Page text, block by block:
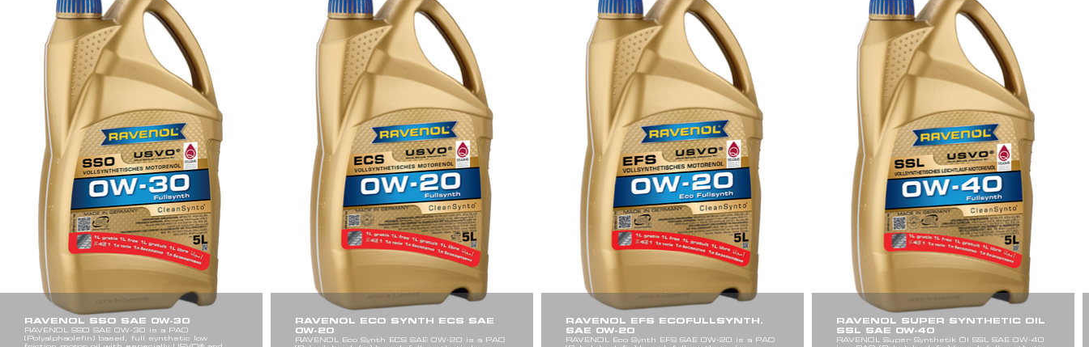
RAVENOL SSO SAE 0W-30
RAVENOL SSO SAE 0W-30 is a PAO
(Polyalphaolefin) based, full synthetic low
RAVENOL ECO SYNTH ECS SAE
0W-20
RAVENOL Eco Synth ECS SAE 0W-20 is a PAO
RAVENOL EFS ECOFULLSYNTH.
SAE 0W-20
RAVENOL Eco Synth EFS SAE 0W-20 is a PAO
RAVENOL SUPER SYNTHETIC OIL
SSL SAE 0W-40
RAVENOL Super Synthetik Öl SSL SAE 0W-40